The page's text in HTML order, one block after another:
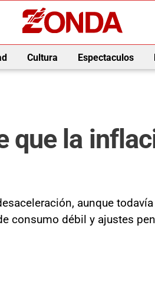
Cultura Espectaculos
que la
aunque
consumo débil y ajustes